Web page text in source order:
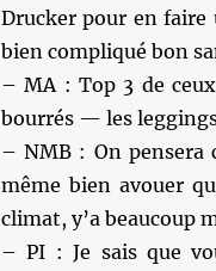
Drucker pour en faire
bien compliqué bon
– MA : Top 3 de
bourrés — les
– NMB : On pensera
même bien avouer
climat, y’a beaucoup
– PI : Je sais que